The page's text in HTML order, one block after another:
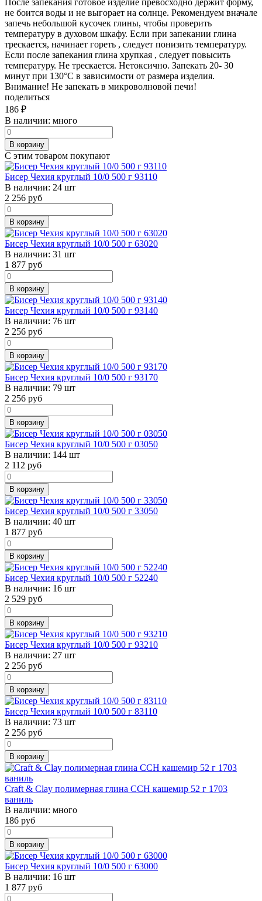
не боится воды и не выгорает на солнце. Рекомендуем вначале
запечь небольшой кусочек глины, чтобы проверить
температуру в духовом шкафу. Если при запекании глина
трескается, начинает гореть , следует понизить температуру.
Если после запекания глина хрупкая , следует повысить
температуру. Не трескается. Нетоксично. Запекать 20- 30
минут при 130°C в зависимости от размера изделия.
Внимание! Не запекать в микроволновой печи!
поделиться
186 ₽
В наличии: много
В корзину
С этим товаром покупают
Бисер Чехия круглый 10/0 500 г 93110
В наличии: 24 шт
2 256 руб
В корзину
Бисер Чехия круглый 10/0 500 г 63020
В наличии: 31 шт
1 877 руб
В корзину
Бисер Чехия круглый 10/0 500 г 93140
В наличии: 76 шт
2 256 руб
В корзину
Бисер Чехия круглый 10/0 500 г 93170
В наличии: 79 шт
2 256 руб
В корзину
Бисер Чехия круглый 10/0 500 г 03050
В наличии: 144 шт
2 112 руб
В корзину
Бисер Чехия круглый 10/0 500 г 33050
В наличии: 40 шт
1 877 руб
В корзину
Бисер Чехия круглый 10/0 500 г 52240
В наличии: 16 шт
2 529 руб
В корзину
Бисер Чехия круглый 10/0 500 г 93210
В наличии: 27 шт
2 256 руб
В корзину
Бисер Чехия круглый 10/0 500 г 83110
В наличии: 73 шт
2 256 руб
В корзину
Craft & Clay полимерная глина CCH кашемир 52 г 1703
ваниль
В наличии: много
186 руб
В корзину
Бисер Чехия круглый 10/0 500 г 63000
В наличии: 16 шт
1 877 руб